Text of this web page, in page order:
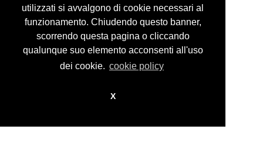
utilizzati si avvalgono di cookie necessari al
funzionamento. Chiudendo questo banner,
scorrendo questa pagina o cliccando
qualunque suo elemento acconsenti all'uso
dei cookie. cookie policy
X
© guidocosta projects 2016 - 2026
design bynikita workstation web_sign